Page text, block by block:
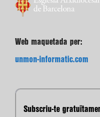
Web maquetada per:
unmon-informatic.com
Subscriu-te